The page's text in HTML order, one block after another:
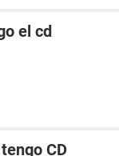
el cd
CD